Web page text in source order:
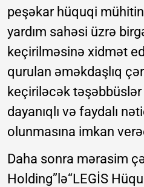
peşəkar hüquqi
yardım sahəsi üzrə
keçirilməsinə xidmət
qurulan əməkdaşlıq
keçiriləcək
dayanıqlı və faydalı
olunmasına imkan
Daha sonra mərasim
Holding”lə“LEGİS